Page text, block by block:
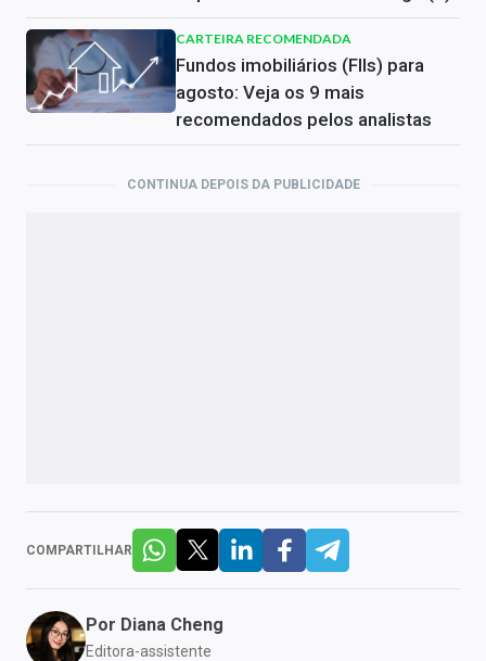
CARTEIRA RECOMENDADA
Fundos imobiliários (FIIs) para
agosto: Veja os 9 mais
recomendados pelos analistas
CONTINUA DEPOIS DA PUBLICIDADE
COMPARTILHAR
Por Diana Cheng
Editora-assistente